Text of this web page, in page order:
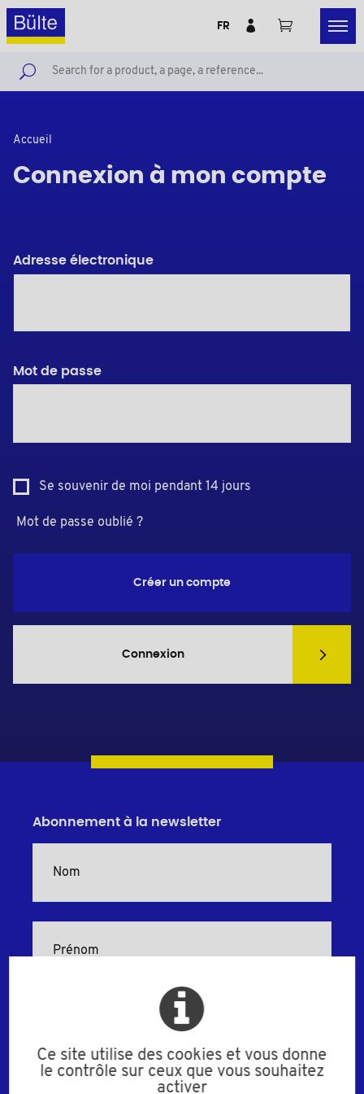
FR
Accueil
Connexion à mon compte
Adresse électronique
Mot de passe
Se souvenir de moi pendant 14 jours
Mot de passe oublié ?
Créer un compte
Connexion
Abonnement à la newsletter
Ce site utilise des cookies et vous donne
le contrôle sur ceux que vous souhaitez
activer